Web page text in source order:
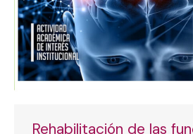
Rehabilitación de las